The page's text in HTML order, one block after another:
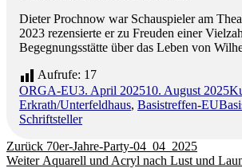
Dieter Prochnow war Schauspieler am
2023 rezensierte er zu Freuden einer
Begegnungsstätte über das Leben von
Aufrufe: 17
Autor
ORGA-EUVeröffentlicht
am
3. April 202510. August 2025
Erkrath/Unterfeldhaus, Basistreffen-EU
Schriftsteller
Beitragsnavigation
Zurück Vorheriger
Beitrag:
70er-Jahre-Party-04_04_2025
Weiter Nächster
Aquarell und Acryl nach Lust und